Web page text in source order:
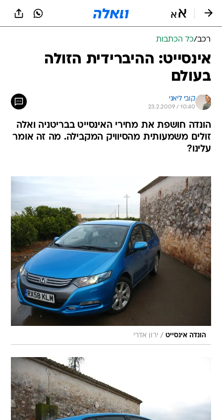
רכב/כל הכתבות
אינסייט: ההיברידית הזולה
בעולם
קובי ליאני
23.2.2009 / 10:40
הונדה חושפת את מחירי האינסייט בבריטניה ואלה
זולים משמעותית מהסיוויק המקבילה. מה זה אומר
עלינו?
הונדה אינסייט / ירון אדרי